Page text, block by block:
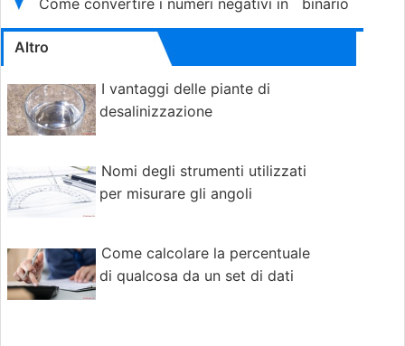
Come convertire i numeri negativi in binario
Altro
I vantaggi delle piante di
desalinizzazione
Nomi degli strumenti utilizzati
per misurare gli angoli
Come calcolare la percentuale
di qualcosa da un set di dati